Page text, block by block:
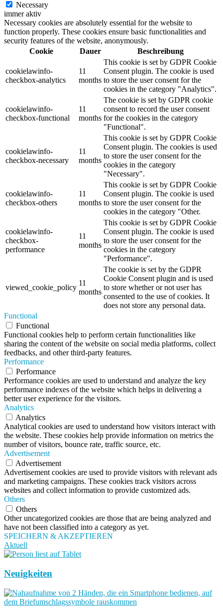
Necessary
immer aktiv
Necessary cookies are absolutely essential for the website to
function properly. These cookies ensure basic functionalities and
security features of the website, anonymously.
Cookie
Dauer Beschreibung
cookielawinfo-
checkbox-analytics
11
months
This cookie is set by GDPR Cookie
Consent plugin. The cookie is used
to store the user consent for the
cookies in the category "Analytics".
cookielawinfo-
checkbox-functional
11
months
The cookie is set by GDPR cookie
consent to record the user consent
for the cookies in the category
"Functional".
cookielawinfo-
checkbox-necessary
11
months
This cookie is set by GDPR Cookie
Consent plugin. The cookies is used
to store the user consent for the
cookies in the category
"Necessary".
cookielawinfo-
checkbox-others
11
months
This cookie is set by GDPR Cookie
Consent plugin. The cookie is used
to store the user consent for the
cookies in the category "Other.
cookielawinfo-
checkbox-
performance
11
months
This cookie is set by GDPR Cookie
Consent plugin. The cookie is used
to store the user consent for the
cookies in the category
"Performance".
viewed_cookie_policy
11
months
The cookie is set by the GDPR
Cookie Consent plugin and is used
to store whether or not user has
consented to the use of cookies. It
does not store any personal data.
Functional
Functional
Functional cookies help to perform certain functionalities like
sharing the content of the website on social media platforms, collect
feedbacks, and other third-party features.
Performance
Performance
Performance cookies are used to understand and analyze the key
performance indexes of the website which helps in delivering a
better user experience for the visitors.
Analytics
Analytics
Analytical cookies are used to understand how visitors interact with
the website. These cookies help provide information on metrics the
number of visitors, bounce rate, traffic source, etc.
Advertisement
Advertisement
Advertisement cookies are used to provide visitors with relevant ads
and marketing campaigns. These cookies track visitors across
websites and collect information to provide customized ads.
Others
Others
Other uncategorized cookies are those that are being analyzed and
have not been classified into a category as yet.
SPEICHERN & AKZEPTIEREN
Aktuell
Neuigkeiten